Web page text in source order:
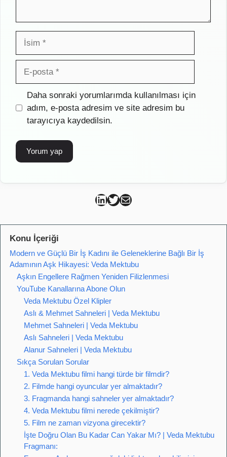
İsim
posta
İnternet
sitesi
Daha sonraki yorumlarımda kullanılması için
adım, e-posta adresim ve site adresim bu
tarayıcıya kaydedilsin.
Can Kütahya Linkedin
Can Kütahya Twitter
Can Kütahya Mail
Konu İçeriği
Modern ve Güçlü Bir İş Kadını ile Geleneklerine Bağlı Bir İş
Adamının Aşk Hikayesi: Veda Mektubu
Aşkın Engellere Rağmen Yeniden Filizlenmesi
YouTube Kanallarına Abone Olun
Veda Mektubu Özel Klipler
Aslı & Mehmet Sahneleri | Veda Mektubu
Mehmet Sahneleri | Veda Mektubu
Aslı Sahneleri | Veda Mektubu
Alanur Sahneleri | Veda Mektubu
Sıkça Sorulan Sorular
1. Veda Mektubu filmi hangi türde bir filmdir?
2. Filmde hangi oyuncular yer almaktadır?
3. Fragmanda hangi sahneler yer almaktadır?
4. Veda Mektubu filmi nerede çekilmiştir?
5. Film ne zaman vizyona girecektir?
İşte Doğru Olan Bu Kadar Can Yakar Mı? | Veda Mektubu
Fragmanı: